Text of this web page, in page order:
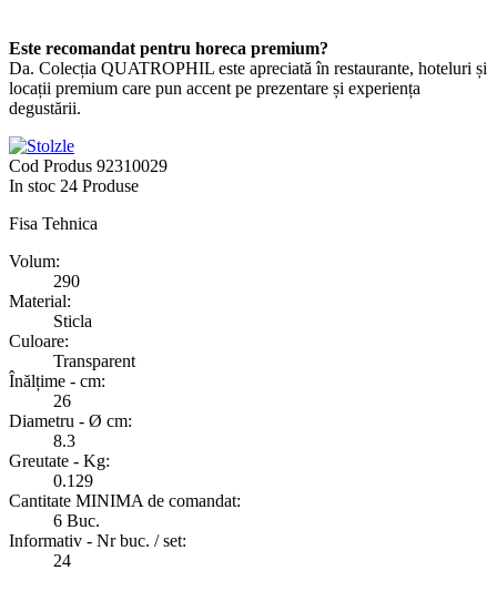
Este recomandat pentru horeca premium?
Da. Colecția QUATROPHIL este apreciată în restaurante, hoteluri și
locații premium care pun accent pe prezentare și experiența
degustării.
Cod Produs 92310029
In stoc 24 Produse
Fisa Tehnica
Volum:
290
Material:
Sticla
Culoare:
Transparent
Înălțime - cm:
26
Diametru - Ø cm:
8.3
Greutate - Kg:
0.129
Cantitate MINIMA de comandat:
6 Buc.
Informativ - Nr buc. / set:
24